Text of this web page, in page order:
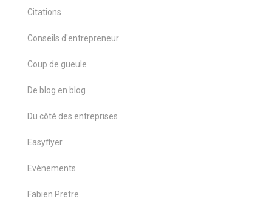
Citations
Conseils d'entrepreneur
Coup de gueule
De blog en blog
Du côté des entreprises
Easyflyer
Evènements
Fabien Pretre